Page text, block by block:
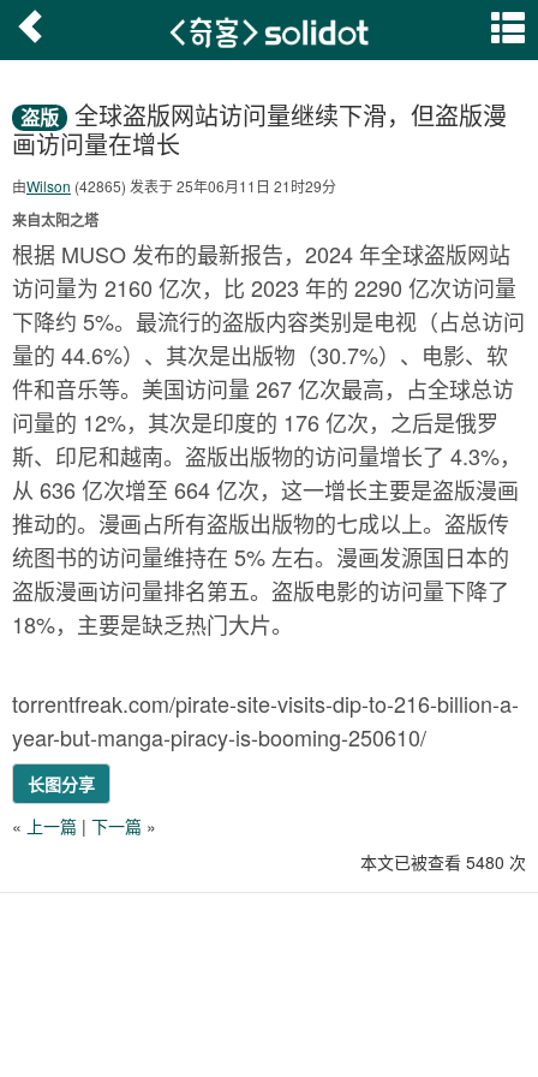
盗版 全球盗版网站访问量继续下滑，但盗版漫
画访问量在增长
由Wilson (42865) 发表于 25年06月11日 21时29分
来自太阳之塔
根据 MUSO 发布的最新报告，2024 年全球盗版网站
访问量为 2160 亿次，比 2023 年的 2290 亿次访问量
下降约 5%。最流行的盗版内容类别是电视（占总访问
量的 44.6%）、其次是出版物（30.7%）、电影、软
件和音乐等。美国访问量 267 亿次最高，占全球总访
问量的 12%，其次是印度的 176 亿次，之后是俄罗
斯、印尼和越南。盗版出版物的访问量增长了 4.3%，
从 636 亿次增至 664 亿次，这一增长主要是盗版漫画
推动的。漫画占所有盗版出版物的七成以上。盗版传
统图书的访问量维持在 5% 左右。漫画发源国日本的
盗版漫画访问量排名第五。盗版电影的访问量下降了
18%，主要是缺乏热门大片。
torrentfreak.com/pirate-site-visits-dip-to-216-billion-a-
year-but-manga-piracy-is-booming-250610/
长图分享
« 上一篇 | 下一篇 »
本文已被查看 5480 次